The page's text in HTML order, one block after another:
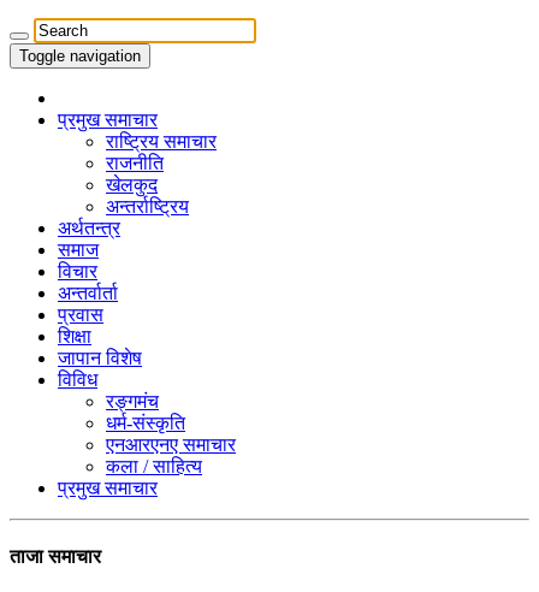
Toggle navigation
प्रमुख समाचार
राष्ट्रिय समाचार
राजनीति
खेलकुद
अन्तर्राष्ट्रिय
अर्थतन्त्र
समाज
विचार
अन्तर्वार्ता
प्रवास
शिक्षा
जापान विशेष
विविध
रङ्गमंच
धर्म-संस्कृति
एनआरएनए समाचार
कला / साहित्य
प्रमुख समाचार
ताजा समाचार